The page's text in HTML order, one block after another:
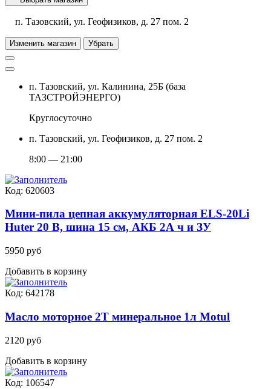
п. Тазовский, ул. Геофизиков, д. 27 пом. 2
Изменить магазин Убрать
п. Тазовский, ул. Калинина, 25Б (база
ТАЗСТРОЙЭНЕРГО)
Круглосуточно
п. Тазовский, ул. Геофизиков, д. 27 пом. 2
8:00 — 21:00
Код: 620603
Мини-пила цепная аккумуляторная ELS-20Li
Huter 20 В, шина 15 см, АКБ 2А ч и ЗУ
5950 руб
Добавить в корзину
Код: 642178
Масло моторное 2T минеральное 1л Motul
2120 руб
Добавить в корзину
Код: 106547